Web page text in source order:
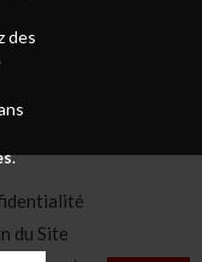
du Site
des
.